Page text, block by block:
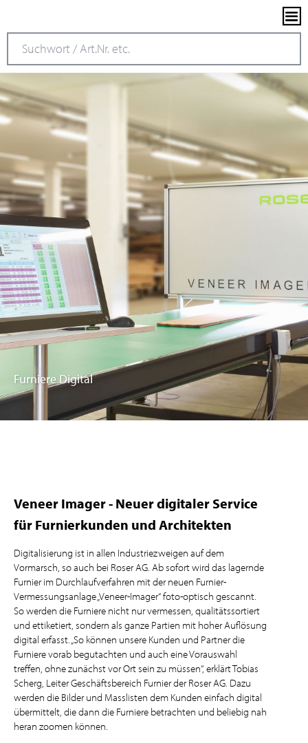
Furniere Digital
Veneer Imager - Neuer digitaler Service
für Furnierkunden und Architekten
Digitalisierung ist in allen Industriezweigen auf dem
Vormarsch, so auch bei Roser AG. Ab sofort wird das lagernde
Furnier im Durchlaufverfahren mit der neuen Furnier-
Vermessungsanlage „Veneer-Imager“ foto-optisch gescannt.
So werden die Furniere nicht nur vermessen, qualitätssortiert
und ettiketiert, sondern als ganze Partien mit hoher Auflösung
digital erfasst. „So können unsere Kunden und Partner die
Furniere vorab begutachten und auch eine Vorauswahl
treffen, ohne zunächst vor Ort sein zu müssen“, erklärt Tobias
Scherg, Leiter Geschäftsbereich Furnier der Roser AG. Dazu
werden die Bilder und Masslisten dem Kunden einfach digital
übermittelt, die dann die Furniere betrachten und beliebig nah
heran zoomen können.